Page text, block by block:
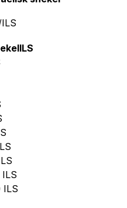
ILS
ILS
ILS